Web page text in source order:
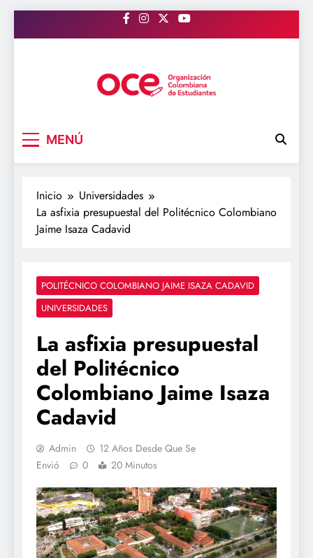
al
MENÚ
Inicio
Universidades
La asfixia presupuestal del Politécnico Colombiano
Jaime Isaza Cadavid
POLITÉCNICO COLOMBIANO JAIME ISAZA CADAVID
UNIVERSIDADES
La asfixia presupuestal
del Politécnico
Colombiano Jaime Isaza
Cadavid
Admin
12 Años Desde Que Se
Envió
0 20 Minutos